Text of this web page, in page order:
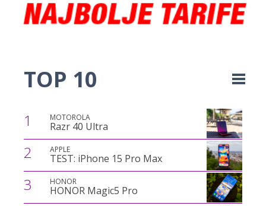
TOP 10
1 MOTOROLA
Razr 40 Ultra
2 APPLE
TEST: iPhone 15 Pro Max
3 HONOR
HONOR Magic5 Pro